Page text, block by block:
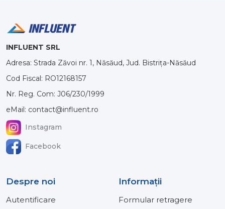
INFLUENT SRL
Adresa: Strada Zăvoi nr. 1, Năsăud, Jud. Bistrița-Năsăud
Cod Fiscal: RO12168157
Nr. Reg. Com: J06/230/1999
eMail: contact@influent.ro
Instagram
Facebook
Despre noi
Autentificare
Informaţii
Formular retragere